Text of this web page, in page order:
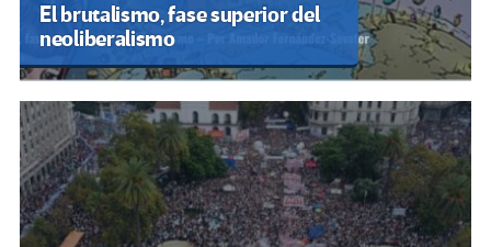
El brutalismo, fase superior del
neoliberalismo